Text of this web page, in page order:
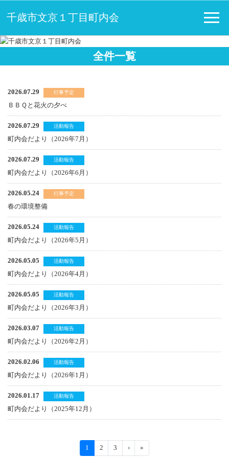
千歳市文京１丁目町内会
全件一覧
2026.07.29 行事予定
ＢＢＱと花火の夕べ
2026.07.29 活動報告
町内会だより（2026年7月）
2026.07.29 活動報告
町内会だより（2026年6月）
2026.05.24 行事予定
春の環境整備
2026.05.24 活動報告
町内会だより（2026年5月）
2026.05.05 活動報告
町内会だより（2026年4月）
2026.05.05 活動報告
町内会だより（2026年3月）
2026.03.07 活動報告
町内会だより（2026年2月）
2026.02.06 活動報告
町内会だより（2026年1月）
2026.01.17 活動報告
町内会だより（2025年12月）
1 2 3 › »